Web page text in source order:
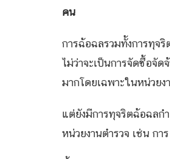
คน
การฉ้อฉลรวมทั้งการทุจ
ไม่ว่าจะเป็นการจัดซื้อจัด
มากโดยเฉพาะในหน่วยง
แต่ยังมีการทุจริตฉ้อฉลก
หน่วยงานตำรวจ เช่น การ